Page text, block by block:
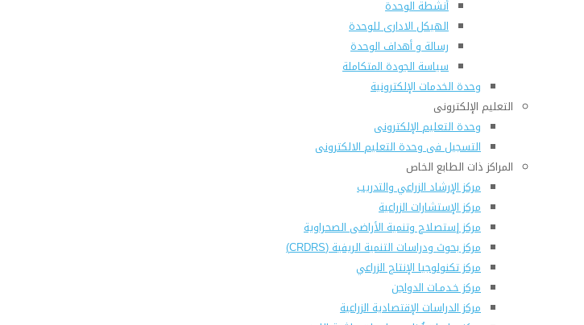
أنشطة الوحدة
الهيكل الادارى للوحدة
رسالة و أهداف الوحدة
سياسة الجودة المتكاملة
وحدة الخدمات الإلكترونية
التعليم الإلكترونى
وحدة التعليم الإلكترونى
التسجيل فى وحدة التعليم الالكترونى
المراكز ذات الطابع الخاص
مركز الإرشاد الزراعي والتدريب
مركز الإستشارات الزراعية
مركز إستصلاح وتنمية الأراضى الصحراوية
مركز بحوث ودراسات التنمية الريفية (CRDRS)
مركز تكنولوجيا الإنتاج الزراعي
مركز خـدمـات الدواجن
مركز الدراسات الإقتصادية الزراعية